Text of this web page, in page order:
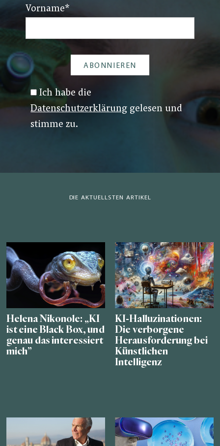
Vorname*
Ich habe die
Datenschutzerklärung gelesen und
stimme zu.
DIE AKTUELLSTEN ARTIKEL
Helena Nikonole: „KI
ist eine Black Box, und
genau das interessiert
mich”
KI-Halluzinationen:
Die verborgene
Herausforderung bei
Künstlichen
Intelligenz